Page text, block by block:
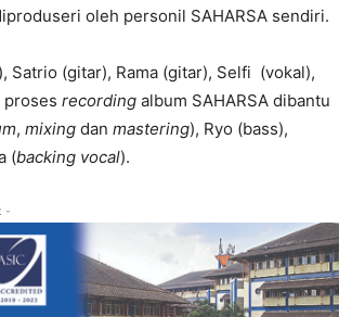
oleh personil SAHARSA sendiri.
Satrio (gitar), Rama (gitar), Selfi (vokal),
proses recording album SAHARSA dibantu
, mixing dan mastering), Ryo (bass),
(backing vocal).
-